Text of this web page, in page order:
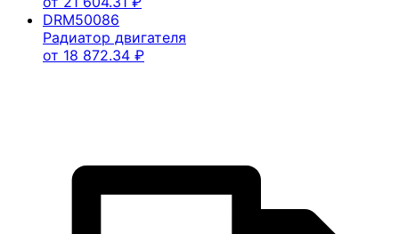
DRM50086
Радиатор двигателя
от 18 872.34 ₽